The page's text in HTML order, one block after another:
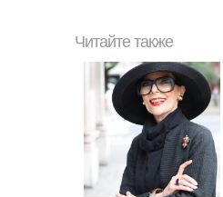
Читайте также